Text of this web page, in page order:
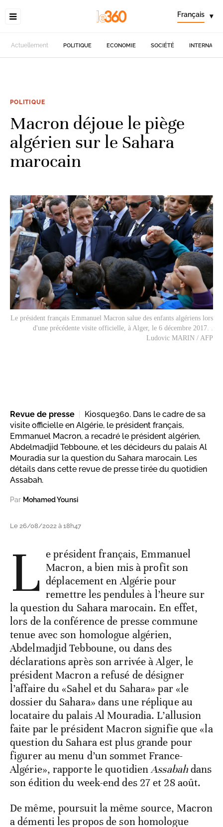
Français ▾
Actuellement POLITIQUE ECONOMIE SOCIÉTÉ
POLITIQUE
Macron déjoue le piège
algérien sur le Sahara
marocain
Le président français Emmanuel Macron salue des enfants algériens lors
d'une précédente visite officielle, à Alger, le 6 décembre 2017. .
Ludovic MARIN / AFP
Revue de presse
Kiosque360. Dans le cadre de sa
visite officielle en Algérie, le président français,
Emmanuel Macron, a recadré le président algérien,
Abdelmadjid Tebboune, et les décideurs du palais Al
Mouradia sur la question du Sahara marocain. Les
détails dans cette revue de presse tirée du quotidien
Assabah.
Par Mohamed Younsi
Le 26/08/2022 à 18h47
L e président français, Emmanuel
Macron, a bien mis à profit son
déplacement en Algérie pour
remettre les pendules à l’heure sur
la question du Sahara marocain. En effet,
lors de la conférence de presse commune
tenue avec son homologue algérien,
Abdelmadjid Tebboune, ou dans des
déclarations après son arrivée à Alger, le
président Macron a refusé de désigner
l’affaire du «Sahel et du Sahara» par «le
dossier du Sahara» dans une réplique au
locataire du palais Al Mouradia. L’allusion
faite par le président Macron signifie que «la
question du Sahara est plus grande pour
figurer au menu d’un sommet France-
Algérie», rapporte le quotidienAssabahdans
son édition du week-end des 27 et 28 août.
De même, poursuit la même source, Macron
a démenti les propos de son homologue